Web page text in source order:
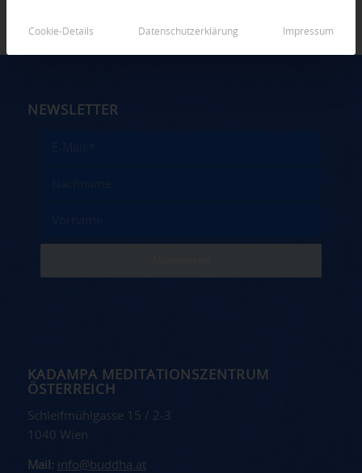
NEWSLETTER
KADAMPA MEDITATIONSZENTRUM
ÖSTERREICH
Schleifmühlgasse 15 / 2-3
1040 Wien
Mail: info@buddha.at
Cookie-Details Datenschutzerklärung Impressum